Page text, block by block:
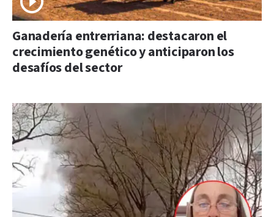
Ganadería entrerriana: destacaron el
crecimiento genético y anticiparon los
desafíos del sector